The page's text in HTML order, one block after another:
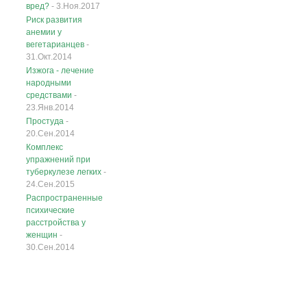
вред? - 3.Ноя.2017
Риск развития
анемии у
вегетарианцев -
31.Окт.2014
Изжога - лечение
народными
средствами -
23.Янв.2014
Простуда -
20.Сен.2014
Комплекс
упражнений при
туберкулезе легких -
24.Сен.2015
Распространенные
психические
расстройства у
женщин -
30.Сен.2014